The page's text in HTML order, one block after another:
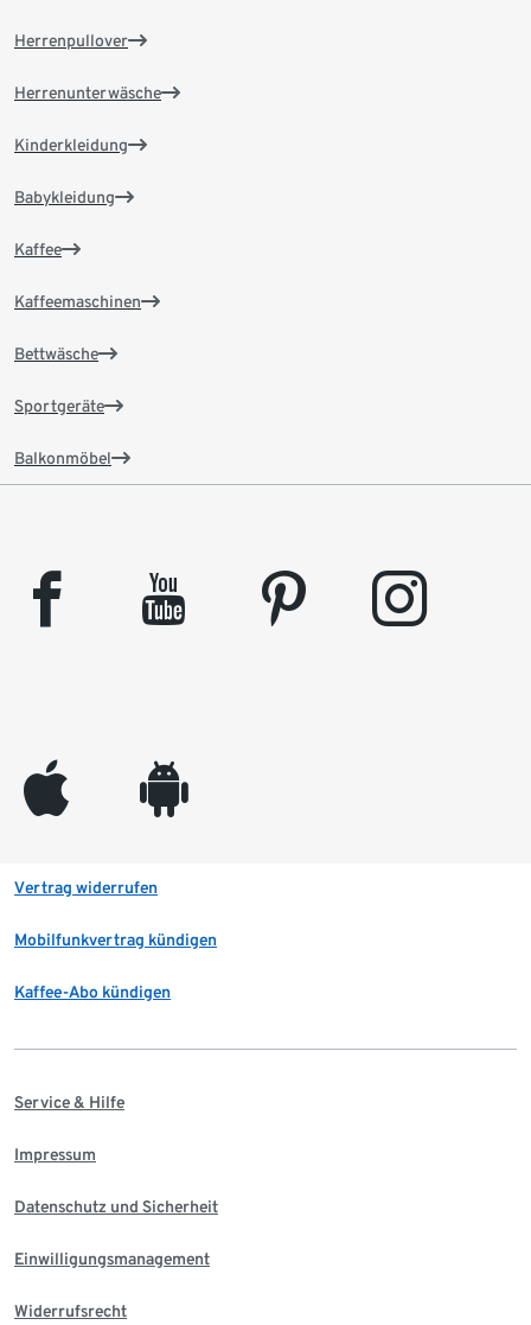
Herrenpullover
Herrenunterwäsche
Kinderkleidung
Babykleidung
Kaffee
Kaffeemaschinen
Bettwäsche
Sportgeräte
Balkonmöbel
facebook youtube pinterest instagram
appleinc android
Vertrag widerrufen
Mobilfunkvertrag kündigen
Kaffee-Abo kündigen
Service & Hilfe
Impressum
Datenschutz und Sicherheit
Einwilligungsmanagement
Widerrufsrecht